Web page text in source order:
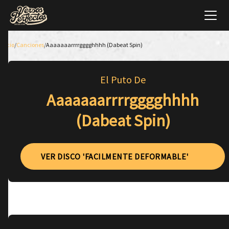
Inicio/Canciones/Aaaaaaarrrrgggghhhh (Dabeat Spin)
El Puto De
Aaaaaaarrrrgggghhhh
(Dabeat Spin)
VER DISCO 'FACILMENTE DEFORMABLE'